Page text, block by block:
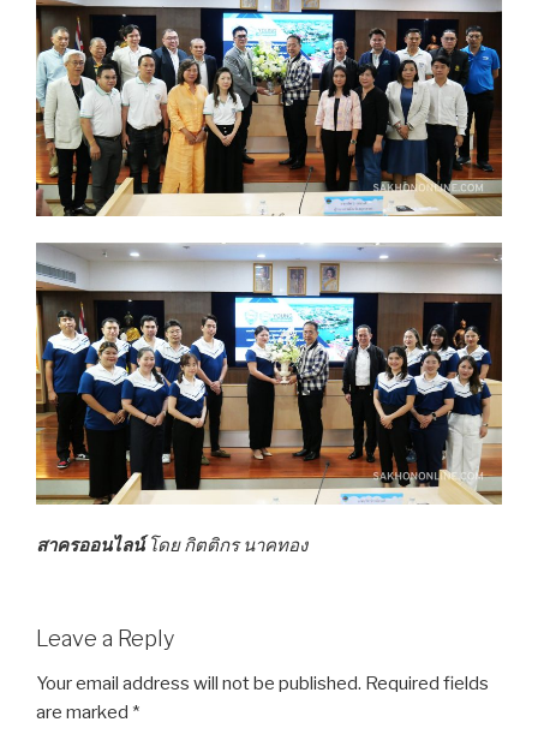
สาครออนไลน์ โดย กิตติกร นาคทอง
Leave a Reply
Your email address will not be published. Required fields
are marked *